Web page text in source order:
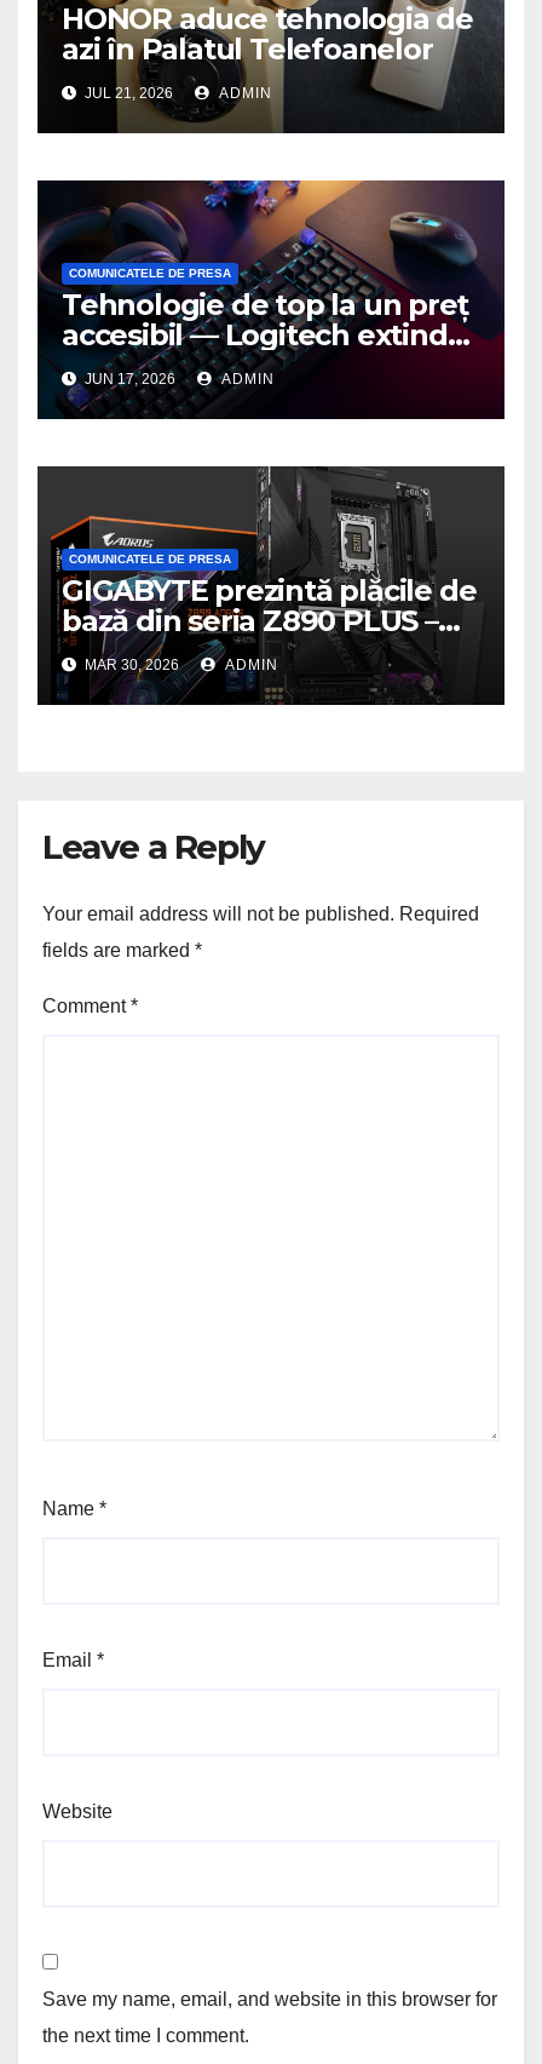
HONOR aduce tehnologia de
azi în Palatul Telefoanelor
JUL 21, 2026 ADMIN
COMUNICATELE DE PRESA
Tehnologie de top la un preț
accesibil — Logitech extinde
seria G3 cu un nou mouse și
o nouă tastatură pentru
gaming pe PC
JUN 17, 2026 ADMIN
COMUNICATELE DE PRESA
GIGABYTE prezintă plăcile de
bază din seria Z890 PLUS –
performanță de ultimă
generație la un nou nivel
MAR 30, 2026 ADMIN
Leave a Reply
Your email address will not be published. Required
fields are marked *
Comment*
Name *
Email *
Website
Save my name, email, and website in this browser for
the next time I comment.